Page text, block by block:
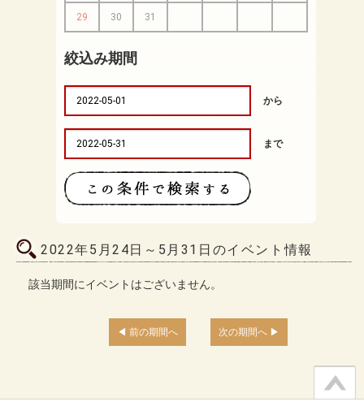
29 30 31
絞込み期間
から
まで
2022年5月24日～5月31日のイベント情報
該当期間にイベントはございません。
前の期間へ 次の期間へ